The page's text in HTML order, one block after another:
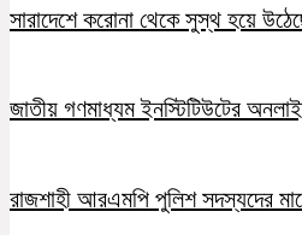
সারাদেশে করোনা থেকে সুস্থ হয়ে
জাতীয় গণমাধ্যম ইনস্টিটিউটের
রাজশাহী আরএমপি পুলিশ সদস্যদের